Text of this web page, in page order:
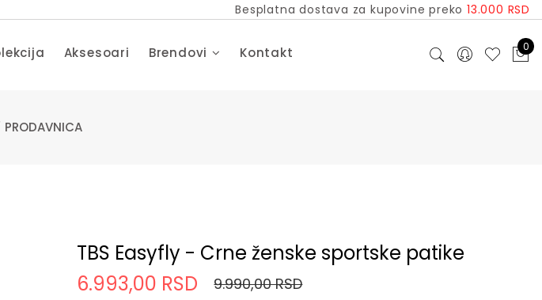
Besplatna dostava za kupovine preko 13.000 RSD
Aksesoari Brendovi Kontakt 0
PRODAVNICA
TBS Easyfly - Crne ženske sportske patike
6.993,00 RSD
9.990,00 RSD